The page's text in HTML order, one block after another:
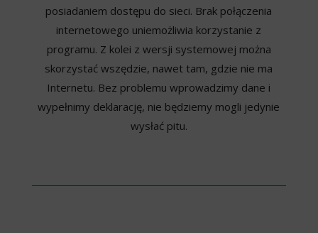
posiadaniem dostępu do sieci. Brak połączenia
internetowego uniemożliwia korzystanie z
programu. Z kolei z wersji systemowej można
skorzystać wszędzie, nawet tam, gdzie nie ma
Internetu. Bez problemu wprowadzimy dane i
wypełnimy deklarację, nie będziemy mogli jedynie
wysłać pitu.